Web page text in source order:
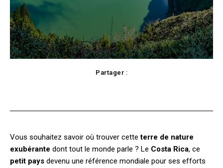
Partager :
Vous souhaitez savoir où trouver cetteterre de nature
exubérante dont tout le monde parle ? Le Costa Rica, ce
petit pays devenu une référence mondiale pour ses efforts